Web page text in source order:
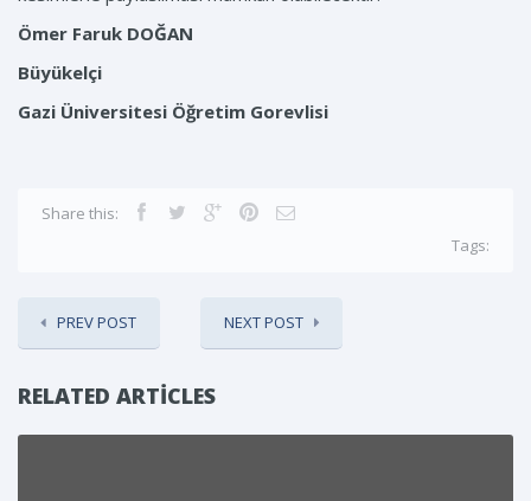
Ömer Faruk DOĞAN
Büyükelçi
Gazi Üniversitesi Öğretim Gorevlisi
Share this:
Tags:
PREV POST NEXT POST
RELATED ARTICLES